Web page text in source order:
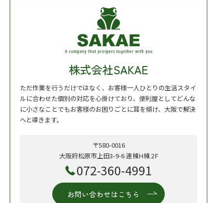
株式会社SAKAE
ただ作業を行うだけではなく、お客様一人ひとりの生活スタイ
ルに合わせた個別の対応を心掛けており、便利屋としてどんな
に小さなことでもお客様のお困りごとに耳を傾け、大阪で解決
へと導きます。
〒580-0016
大阪府松原市上田3-9-6 連棟H棟 2F
072-360-4991
お問い合わせはこちら